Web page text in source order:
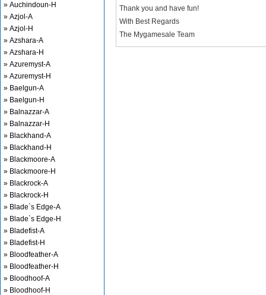
» Auchindoun-H
» Azjol-A
» Azjol-H
» Azshara-A
» Azshara-H
» Azuremyst-A
» Azuremyst-H
» Baelgun-A
» Baelgun-H
» Balnazzar-A
» Balnazzar-H
» Blackhand-A
» Blackhand-H
» Blackmoore-A
» Blackmoore-H
» Blackrock-A
» Blackrock-H
» Blade`s Edge-A
» Blade`s Edge-H
» Bladefist-A
» Bladefist-H
» Bloodfeather-A
» Bloodfeather-H
» Bloodhoof-A
» Bloodhoof-H
Thank you and have fun!
With Best Regards
The Mygamesale Team